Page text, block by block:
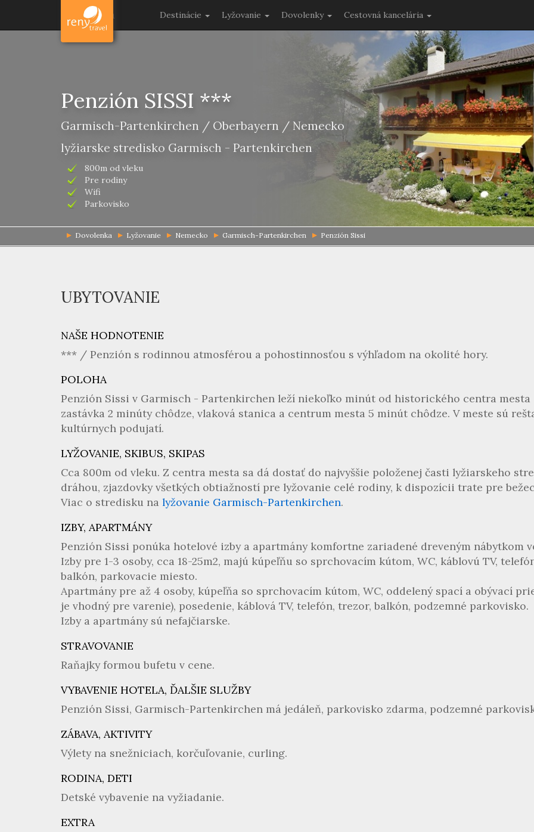
Penzión SISSI ***
Garmisch-Partenkirchen / Oberbayern / Nemecko
lyžiarske stredisko Garmisch - Partenkirchen
800m od vleku
Pre rodiny
Wifi
Parkovisko
Dovolenka Lyžovanie Nemecko Garmisch-Partenkirchen Penzión Sissi
UBYTOVANIE
NAŠE HODNOTENIE
*** / Penzión s rodinnou atmosférou a pohostinnosťou s výhľadom na okolité hory.
POLOHA
Penzión Sissi v Garmisch - Partenkirchen leží niekoľko minút od historického centra
zastávka 2 minúty chôdze, vlaková stanica a centrum mesta 5 minút chôdze. V meste sú
kultúrnych podujatí.
LYŽOVANIE, SKIBUS, SKIPAS
Cca 800m od vleku. Z centra mesta sa dá dostať do najvyššie položenej časti lyžiarskeho
dráhou, zjazdovky všetkých obtiažností pre lyžovanie celé rodiny, k dispozícii trate pre
Viac o stredisku na lyžovanie Garmisch-Partenkirchen.
IZBY, APARTMÁNY
Penzión Sissi ponúka hotelové izby a apartmány komfortne zariadené dreveným nábytkom
Izby pre 1-3 osoby, cca 18-25m2, majú kúpeľňu so sprchovacím kútom, WC, káblovú TV,
balkón, parkovacie miesto.
Apartmány pre až 4 osoby, kúpeľňa so sprchovacím kútom, WC, oddelený spací a obývací
je vhodný pre varenie), posedenie, káblová TV, telefón, trezor, balkón, podzemné parkovisko.
Izby a apartmány sú nefajčiarske.
STRAVOVANIE
Raňajky formou bufetu v cene.
VYBAVENIE HOTELA, ĎALŠIE SLUŽBY
Penzión Sissi, Garmisch-Partenkirchen má jedáleň, parkovisko zdarma, podzemné
ZÁBAVA, AKTIVITY
Výlety na snežniciach, korčuľovanie, curling.
RODINA, DETI
Detské vybavenie na vyžiadanie.
EXTRA
Dovolenka Destinácie Lyžovanie Dovolenky Cestovná kancelária